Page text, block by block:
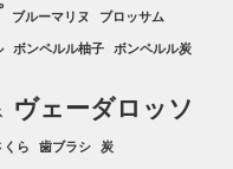
ブルーマリヌ ブロッサム
ボンペルル柚子
ボンペルル炭
ヴェーダロッソ
くら 歯ブラシ 炭